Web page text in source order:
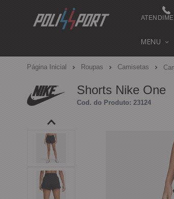
(48)
(48)
MENU
Página Inicial Roupas Camisetas
Shorts Nike One
Cod. do Produto: 23124